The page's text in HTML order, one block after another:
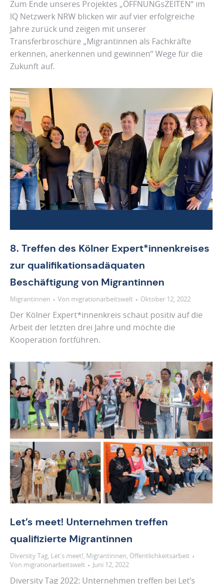
Zum Ende unseres Projektes „ÖFFNUNGsZEITEN“ im
IQ Netzwerk NRW blicken wir auf vier erfolgreiche
Jahre zurück und zeigen mit unserer
Transferbroschüre „Migrantinnen als Fachkräfte
erkennen, anerkennen und gewinnen“ Wege für die
Zukunft auf.
8. Treffen des Kölner Expert*innenkreises
zur qualifikationsadäquaten
Beschäftigung von Migrantinnen
Migrantinnen Von migrationarbeitswelt Oktober 12, 2022
Der Kölner Expert*innenkreis schaut positiv auf die
Arbeit der letzten drei Jahre und möchte die
Kooperation fortführen.
Let’s meet! Unternehmen treffen
qualifizierte Migrantinnen
Diversity Tag Let's meet! Migrantinnen
Öffentlichkeitsarbeit
Von migrationarbeitswelt Juni 12, 2022
Diversity Tag 2022: Unternehmen treffen bei Let’s